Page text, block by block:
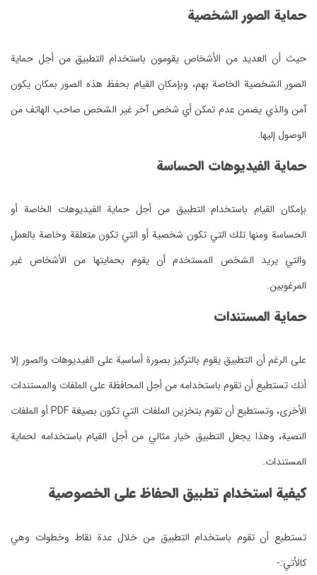
حماية الصور الشخصية
حيث أن العديد من الأشخاص يقومون باستخدام التطبيق من أجل حماية
الصور الشخصية الخاصة بهم، وبإمكان القيام بحفظ هذه الصور بمكان يكون
آمن والذي يضمن عدم تمكن أي شخص آخر غير الشخص صاحب الهاتف من
الوصول إليها.
حماية الفيديوهات الحساسة
بإمكان القيام باستخدام التطبيق من أجل حماية الفيديوهات الخاصة أو
الحساسة ومنها تلك التي تكون شخصية أو التي تكون متعلقة وخاصة بالعمل
والتي يريد الشخص المستخدم أن يقوم بحمايتها من الأشخاص غير
المرغوبين.
حماية المستندات
على الرغم أن التطبيق يقوم بالتركيز بصورة أساسية على الفيديوهات والصور إلا
أنك تستطيع أن تقوم باستخدامه من أجل المحافظة على الملفات والمستندات
الأخرى، وتستطيع أن تقوم بتخزين الملفات التي تكون بصيغة PDF أو الملفات
النصية، وهذا يجعل التطبيق خيار مثالي من أجل القيام باستخدامه لحماية
المستندات.
كيفية استخدام تطبيق الحفاظ على الخصوصية
تستطيع أن تقوم باستخدام التطبيق من خلال عدة نقاط وخطوات وهي
كالأتي:-